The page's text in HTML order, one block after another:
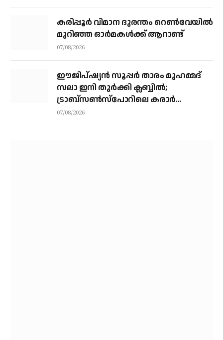
കരിപ്പൂര്‍ വിമാന ദുരന്തം റെണ്‍വേയില്‍
മുറിഞ്ഞ ഓര്‍മകള്‍ക്ക് ആറാണ്ട്
07/08/2026
ഈജിപ്ഷ്യന്‍ സൂപ്പര്‍ താരം മുഹമ്മദ്
സലാ ഇനി തുര്‍ക്കി ക്ലബ്ബില്‍;
ട്രാബ്‌സണ്‍സ്‌പോറിലെ കരാര്‍
അവസാനഘട്ടത്തില്‍
07/08/2026